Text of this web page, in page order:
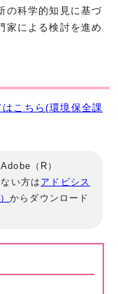
の科学的知見に基づ
家による検討を進め
こちら(環境保全課
（R）
い方は アドビシス
からダウンロード